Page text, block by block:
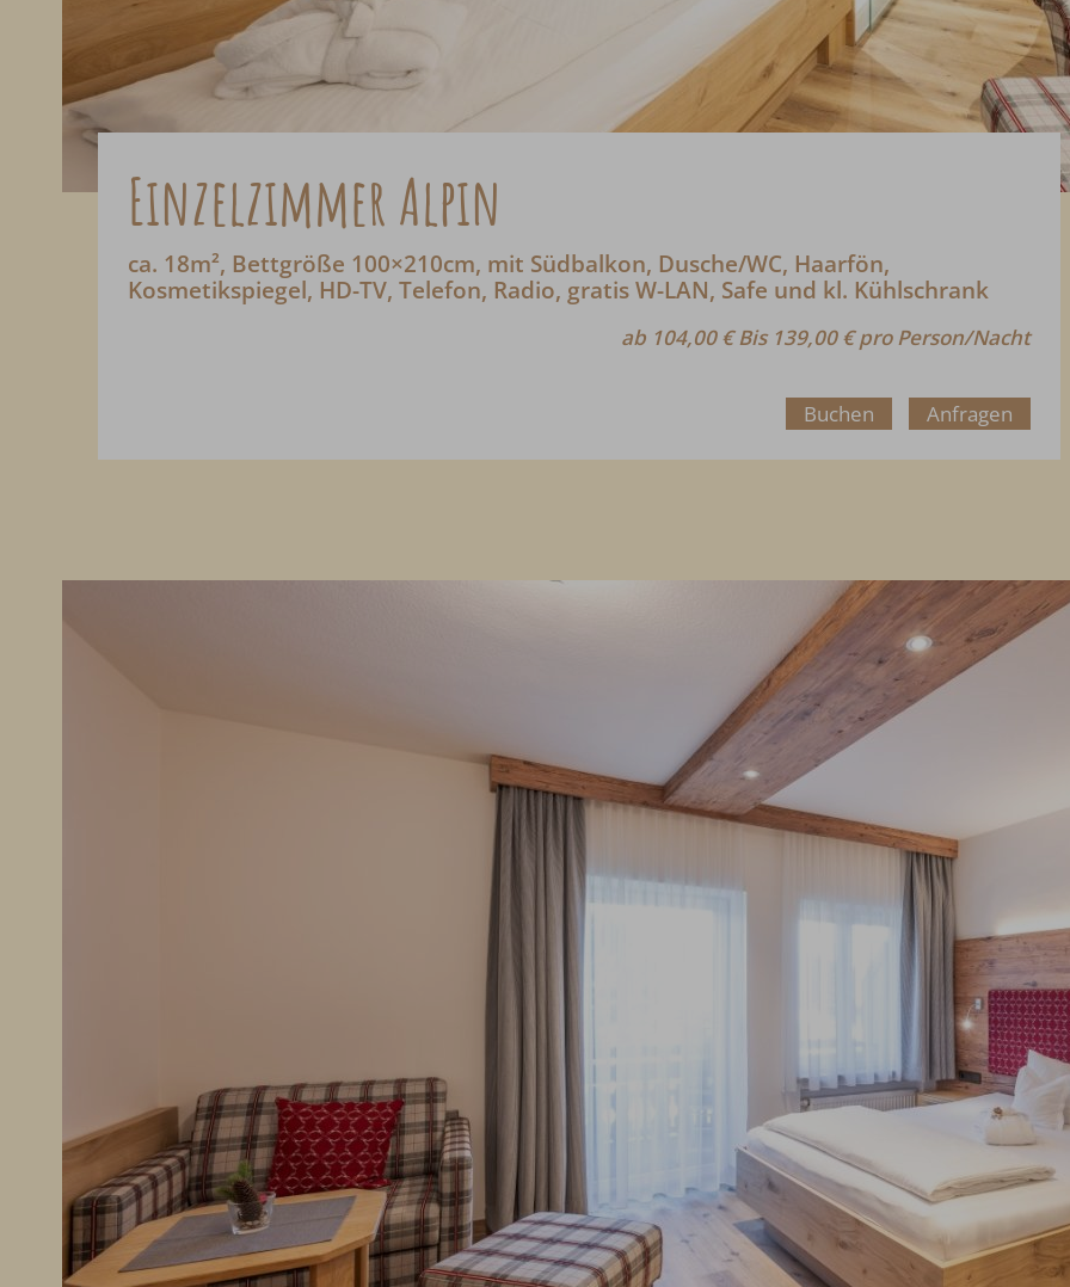
Einzelzimmer Alpin
ca. 18m², Bettgröße 100×210cm, mit Südbalkon, Dusche/WC, Haarfön,
Kosmetikspiegel, HD-TV, Telefon, Radio, gratis W-LAN, Safe und kl. Kühlschrank
ab 104,00 € Bis 139,00 € pro Person/Nacht
Buchen Anfragen